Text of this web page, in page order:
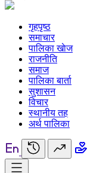
गृहपृष्ठ
समाचार
पालिका खाेज
राजनीति
समाज
पालिका बार्ता
सुशासन
विचार
स्थानीय तह
अर्थ पालिका